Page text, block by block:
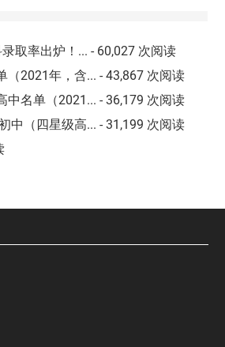
取率出炉！... - 60,027 次阅读
（2021年，含... - 43,867 次阅读
中名单（2021... - 36,179 次阅读
中（四星级高... - 31,199 次阅读